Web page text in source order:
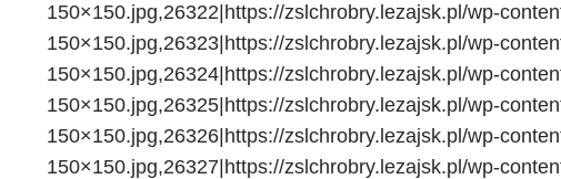
150×150.jpg,26322|https://zslchrobry.lezajsk.pl/wp-
150×150.jpg,26323|https://zslchrobry.lezajsk.pl/wp-
150×150.jpg,26324|https://zslchrobry.lezajsk.pl/wp-
150×150.jpg,26325|https://zslchrobry.lezajsk.pl/wp-
150×150.jpg,26326|https://zslchrobry.lezajsk.pl/wp-
150×150.jpg,26327|https://zslchrobry.lezajsk.pl/wp-